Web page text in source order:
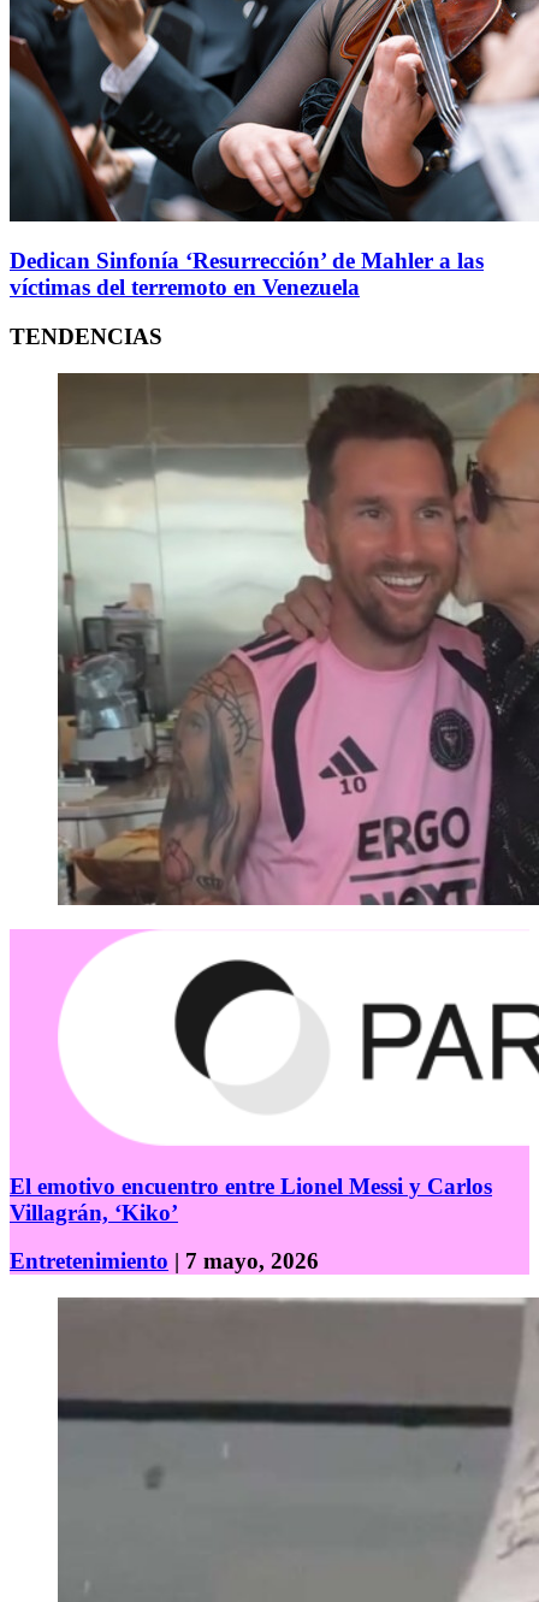
Dedican Sinfonía ‘Resurrección’ de Mahler a las
víctimas del terremoto en Venezuela
TENDENCIAS
El emotivo encuentro entre Lionel Messi y Carlos
Villagrán, ‘Kiko’
Entretenimiento | 7 mayo, 2026